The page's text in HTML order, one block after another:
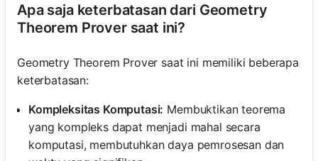
Apa saja keterbatasan dari Geometry
Theorem Prover saat ini?
Geometry Theorem Prover saat ini memiliki beberapa
keterbatasan:
Kompleksitas Komputasi: Membuktikan teorema
yang kompleks dapat menjadi mahal secara
komputasi, membutuhkan daya pemrosesan dan